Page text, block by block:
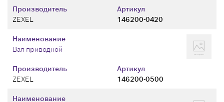
Производитель
ZEXEL
Артикул
146200-0420
Производитель
ZEXEL
Артикул
146200-0500
Наименование
Вал приводной
Наименование